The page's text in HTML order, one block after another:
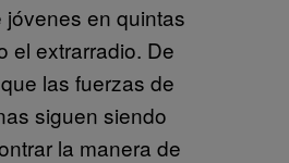
en quintas
el extrarradio. De
las fuerzas de
siguen siendo
la manera de